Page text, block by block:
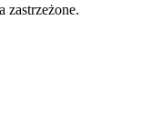
zastrzeżone.